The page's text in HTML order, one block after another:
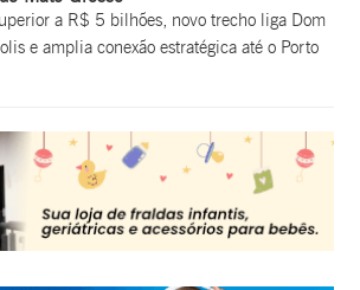
a R$ 5 bilhões, novo trecho liga Dom
e amplia conexão estratégica até o Porto